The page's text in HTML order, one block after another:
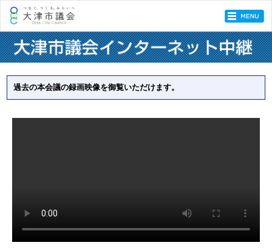
過去の本会議の録画映像を御覧いただけます。